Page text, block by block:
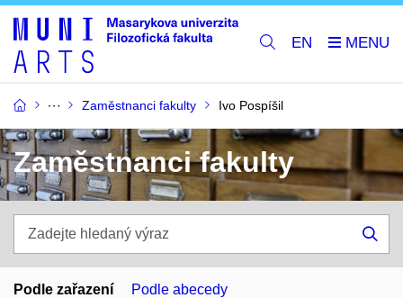
EN
Zaměstnanci fakulty Ivo Pospíšil
Zaměstnanci fakulty
hledaný
výraz
Podle zařazení Podle abecedy